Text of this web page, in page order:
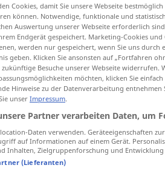
Cookies, damit Sie unsere Webseite
können. Notwendige, funktionale und
Auswertung unserer Webseite erforderlich
Endgerät gespeichert. Marketing-Cookies
werden nur gespeichert, wenn Sie uns durch
geben. Klicken Sie ansonsten auf „Fortfahren
Besuche unserer Webseite widerrufen.
möchten, klicken Sie
Hinweise zu der Datenverarbeitung entnehmen
unser Impressum.
Partner verarbeiten Daten, um
Daten verwenden. Geräteeigenschaften
auf Informationen auf einem Gerät.
Inhalten, Zielgruppenforschung und
(Lieferanten)